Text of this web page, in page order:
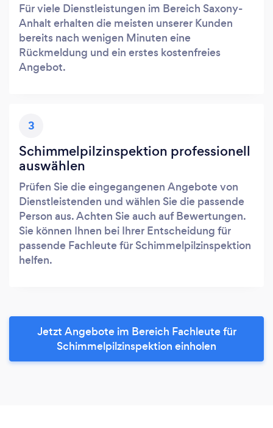
Für viele Dienstleistungen im Bereich Saxony-
Anhalt erhalten die meisten unserer Kunden
bereits nach wenigen Minuten eine
Rückmeldung und ein erstes kostenfreies
Angebot.
3
Schimmelpilzinspektion professionell
auswählen
Prüfen Sie die eingegangenen Angebote von
Dienstleistenden und wählen Sie die passende
Person aus. Achten Sie auch auf Bewertungen.
Sie können Ihnen bei Ihrer Entscheidung für
passende Fachleute für Schimmelpilzinspektion
helfen.
Jetzt Angebote im Bereich Fachleute für
Schimmelpilzinspektion einholen